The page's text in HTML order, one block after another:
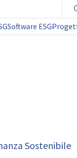
Software ESG
Sostenibile